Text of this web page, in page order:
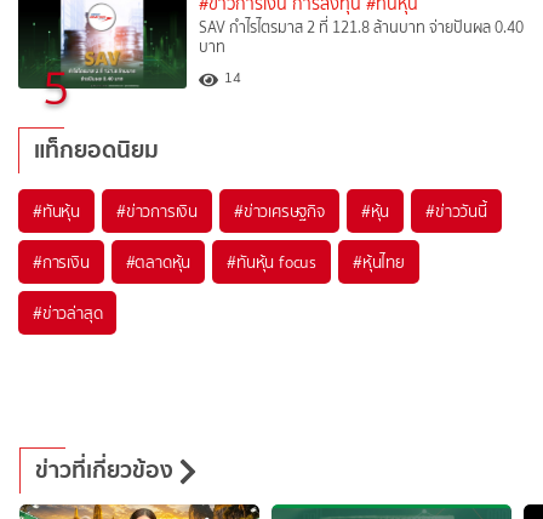
5
SAV กำไรไตรมาส 2 ที่ 121.8 ล้านบาท จ่ายปันผล 0.40
บาท
14
แท็กยอดนิยม
#ทันหุ้น #ข่าวการเงิน #ข่าวเศรษฐกิจ #หุ้น #ข่าววันนี้
#การเงิน #ตลาดหุ้น #ทันหุ้น focus #หุ้นไทย
#ข่าวล่าสุด
ข่าวที่เกี่ยวข้อง